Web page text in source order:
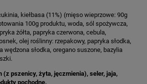
kiełbasa (11%) (mięso wieprzowe: 90g
100g produktu, woda, sól spożywcza,
żółta, papryka czerwona, cebula,
olej roślinny: rzepakowy, papryka słodka,
wędzona słodka, oregano suszone, bazylia
(z pszenicy, żyta, jęczmienia), seler, jaja,
pochodne.